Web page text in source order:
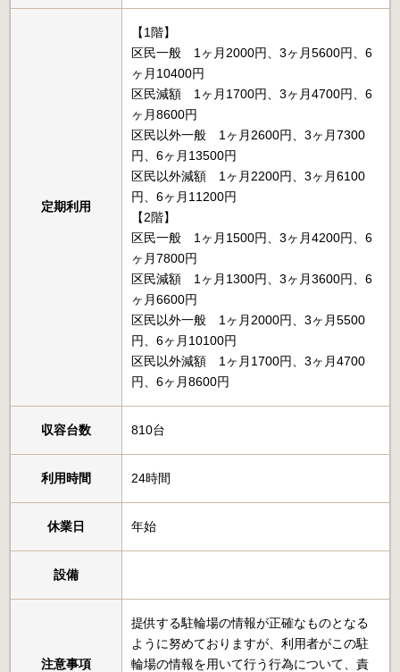
定期利用
【1階】
区民一般 1ヶ月2000円、3ヶ月5600円、6
ヶ月10400円
区民減額 1ヶ月1700円、3ヶ月4700円、6
ヶ月8600円
区民以外一般 1ヶ月2600円、3ヶ月7300
円、6ヶ月13500円
区民以外減額 1ヶ月2200円、3ヶ月6100
円、6ヶ月11200円
【2階】
区民一般 1ヶ月1500円、3ヶ月4200円、6
ヶ月7800円
区民減額 1ヶ月1300円、3ヶ月3600円、6
ヶ月6600円
区民以外一般 1ヶ月2000円、3ヶ月5500
円、6ヶ月10100円
区民以外減額 1ヶ月1700円、3ヶ月4700
円、6ヶ月8600円
収容台数 810台
利用時間 24時間
休業日 年始
設備
注意事項
提供する駐輪場の情報が正確なものとなる
ように努めておりますが、利用者がこの駐
輪場の情報を用いて行う行為について、責